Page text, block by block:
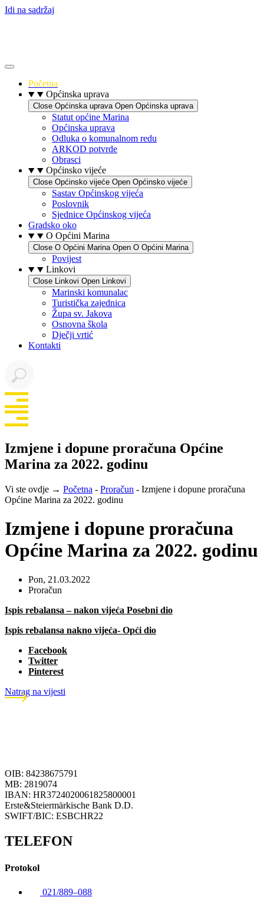
Idi na sadržaj
Početna
Općinska uprava
Close Općinska uprava Open Općinska uprava
Statut općine Marina
Općinska uprava
Odluka o komunalnom redu
ARKOD potvrde
Obrasci
Općinsko vijeće
Close Općinsko vijeće Open Općinsko vijeće
Sastav Općinskog vijeća
Poslovnik
Sjednice Općinskog vijeća
Gradsko oko
O Općini Marina
Close O Općini Marina Open O Općini Marina
Povijest
Linkovi
Close Linkovi Open Linkovi
Marinski komunalac
Turistička zajednica
Župa sv. Jakova
Osnovna škola
Dječji vrtić
Kontakti
Izmjene i dopune proračuna Općine
Marina za 2022. godinu
Vi ste ovdje → Početna - Proračun - Izmjene i dopune proračuna
Općine Marina za 2022. godinu
Izmjene i dopune proračuna
Općine Marina za 2022. godinu
Pon, 21.03.2022
Proračun
Ispis rebalansa – nakon vijeća Posebni dio
Ispis rebalansa nakno vijeća- Opći dio
Facebook
Twitter
Pinterest
Natrag na vijesti
OIB: 84238675791
MB: 2819074
IBAN: HR3724020061825800001
Erste&Steiermärkische Bank D.D.
SWIFT/BIC: ESBCHR22
TELEFON
Protokol
021/889–088